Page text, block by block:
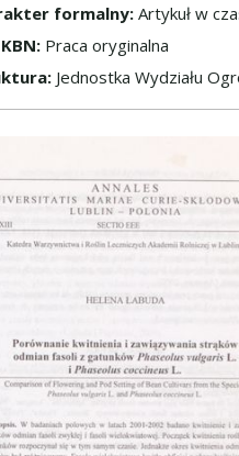
formalny: Artykuł w
Praca oryginalna
Jednostka Wydziału